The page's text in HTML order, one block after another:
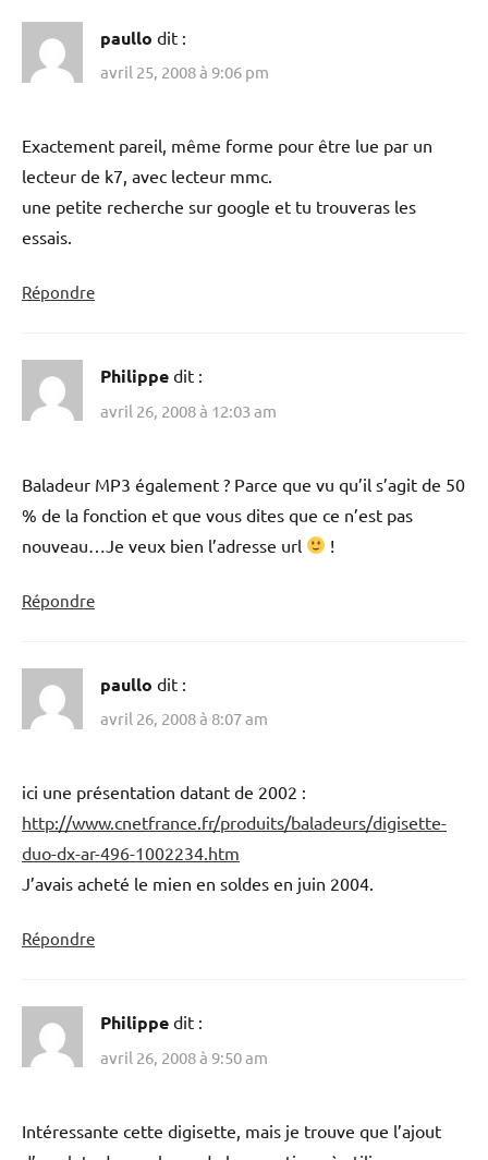
paullo dit :
avril 25, 2008 à 9:06 pm
Exactement pareil, même forme pour être lue par un
lecteur de k7, avec lecteur mmc.
une petite recherche sur google et tu trouveras les
essais.
Répondre
Philippe dit :
avril 26, 2008 à 12:03 am
Baladeur MP3 également ? Parce que vu qu’il s’agit de 50
% de la fonction et que vous dites que ce n’est pas
nouveau…Je veux bien l’adresse url
!
Répondre
paullo dit :
avril 26, 2008 à 8:07 am
ici une présentation datant de 2002 :
http://www.cnetfrance.fr/produits/baladeurs/digisette-
duo-dx-ar-496-1002234.htm
J’avais acheté le mien en soldes en juin 2004.
Répondre
Philippe dit :
avril 26, 2008 à 9:50 am
Intéressante cette digisette, mais je trouve que l’ajout